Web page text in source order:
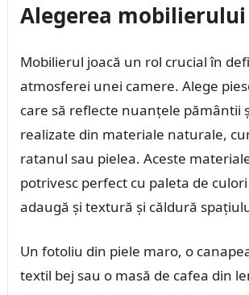
Alegerea
Mobilierul joacă un rol crucial în
atmosferei unei camere. Alege
care să reflecte nuanțele pământii
realizate din materiale naturale,
ratanul sau pielea. Aceste
potrivesc perfect cu paleta de
adaugă și textură și căldură
Un fotoliu din piele maro, o
textil bej sau o masă de cafea din